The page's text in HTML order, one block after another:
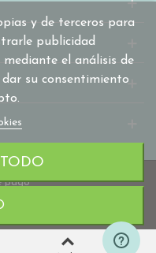
y de terceros para
publicidad
mediante el análisis de
su consentimiento